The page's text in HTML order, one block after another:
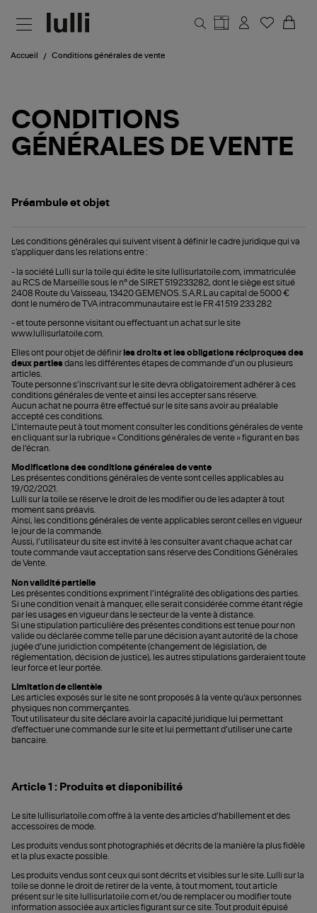
Accueil Conditions générales de vente
CONDITIONS
GÉNÉRALES DE VENTE
Préambule et objet
Les conditions générales qui suivent visent à définir le cadre juridique qui va
s’appliquer dans les relations entre :
- la société Lulli sur la toile qui édite le site lullisurlatoile.com, immatriculée
au RCS de Marseille sous le n° de SIRET 519233282, dont le siège est situé
2408 Route du Vaisseau, 13420 GEMENOS. S.A.R.L au capital de 5000 €
dont le numéro de TVA intracommunautaire est le FR 41 519 233 282
- et toute personne visitant ou effectuant un achat sur le site
www.lullisurlatoile.com.
Elles ont pour objet de définir les droits et les obligations réciproques des
deux partiesdans les différentes étapes de commande d’un ou plusieurs
articles.
Toute personne s’inscrivant sur le site devra obligatoirement adhérer à ces
conditions générales de vente et ainsi les accepter sans réserve.
Aucun achat ne pourra être effectué sur le site sans avoir au préalable
accepté ces conditions.
L’internaute peut à tout moment consulter les conditions générales de vente
en cliquant sur la rubrique « Conditions générales de vente » figurant en bas
de l’écran.
Modifications des conditions générales de vente
Les présentes conditions générales de vente sont celles applicables au
19/02/2021.
Lulli sur la toile se réserve le droit de les modifier ou de les adapter à tout
moment sans préavis.
Ainsi, les conditions générales de vente applicables seront celles en vigueur
le jour de la commande.
Aussi, l’utilisateur du site est invité à les consulter avant chaque achat car
toute commande vaut acceptation sans réserve des Conditions Générales
de Vente.
Non validité partielle
Les présentes conditions expriment l’intégralité des obligations des parties.
Si une condition venait à manquer, elle serait considérée comme étant régie
par les usages en vigueur dans le secteur de la vente à distance.
Si une stipulation particulière des présentes conditions est tenue pour non
valide ou déclarée comme telle par une décision ayant autorité de la chose
jugée d’une juridiction compétente (changement de législation, de
réglementation, décision de justice), les autres stipulations garderaient toute
leur force et leur portée.
Limitation de clientèle
Les articles exposés sur le site ne sont proposés à la vente qu’aux personnes
physiques non commerçantes.
Tout utilisateur du site déclare avoir la capacité juridique lui permettant
d’effectuer une commande sur le site et lui permettant d’utiliser une carte
bancaire.
Article 1 : Produits et disponibilité
Le site lullisurlatoile.com offre à la vente des articles d’habillement et des
accessoires de mode.
Les produits vendus sont photographiés et décrits de la manière la plus fidèle
et la plus exacte possible.
Les produits vendus sont ceux qui sont décrits et visibles sur le site.
Lulli sur la
toile se donne le droit de retirer de la vente, à tout moment, tout article
présent sur le site lullisurlatoile.com et/ou de remplacer ou modifier toute
information associée aux articles figurant sur ce site.
Tout produit épuisé